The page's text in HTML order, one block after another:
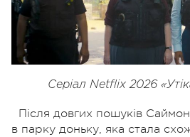
Серіал Netflix 2026
Після довгих пошуків
в парку доньку, яка стала